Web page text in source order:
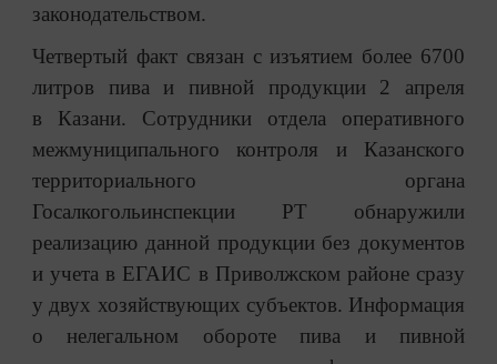
законодательством.
Четвертый факт связан с изъятием более 6700
литров пива и пивной продукции 2 апреля
в Казани. Сотрудники отдела оперативного
межмуниципального контроля и Казанского
территориального органа
Госалкогольинспекции РТ обнаружили
реализацию данной продукции без документов
и учета в ЕГАИС в Приволжском районе сразу
у двух хозяйствующих субъектов. Информация
о нелегальном обороте пива и пивной